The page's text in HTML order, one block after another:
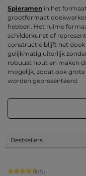
Spieramen in het
grootformaat
hebben. Het ruime
schilderkunst of
constructie blijft het
gelijkmatig uiterlijk
robuust hout en maken
mogelijk, zodat ook
worden gepresenteerd.
Gemiddelde waardering
(5)